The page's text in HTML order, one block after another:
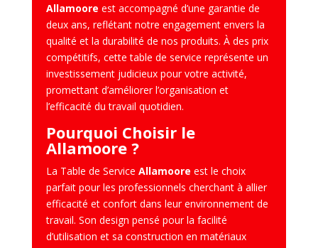
Allamoore est accompagné d’une garantie de
deux ans, reflétant notre engagement envers la
qualité et la durabilité de nos produits. À des prix
compétitifs, cette table de service représente un
investissement judicieux pour votre activité,
promettant d’améliorer l’organisation et
l’efficacité du travail quotidien.
Pourquoi Choisir le
Allamoore ?
La Table de Service Allamoore est le choix
parfait pour les professionnels cherchant à allier
efficacité et confort dans leur environnement de
travail. Son design pensé pour la facilité
d’utilisation et sa construction en matériaux